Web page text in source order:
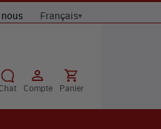
Chat Compte Panier